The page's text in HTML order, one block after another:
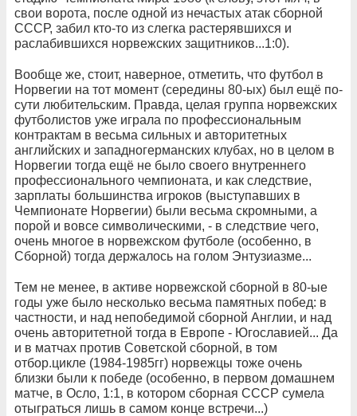
свои ворота, после одной из нечастых атак сборной
СССР, забил кто-то из слегка растерявшихся и
раслабившихся норвежских защитников...1:0).
Вообще же, стоит, наверное, отметить, что футбол в
Норвегии на тот момент (середины 80-ых) был ещё по-
сути любительским. Правда, целая группа норвежских
футболистов уже играла по профессиональным
контрактам в весьма сильных и авторитетных
английских и западногерманских клубах, но в целом в
Норвегии тогда ещё не было своего внутреннего
профессионального чемпионата, и как следствие,
зарплаты большинства игроков (выступавших в
Чемпионате Норвегии) были весьма скромными, а
порой и вовсе символическими, - в следствие чего,
очень многое в норвежском футболе (особенно, в
Сборной) тогда держалось на голом Энтузиазме...
Тем не менее, в активе норвежской сборной в 80-ые
годы уже было несколько весьма памятных побед: в
частности, и над непобедимой сборной Англии, и над
очень авторитетной тогда в Европе - Югославией... Да
и в матчах против Советской сборной, в том
отбор.цикле (1984-1985гг) норвежцы тоже очень
близки были к победе (особенно, в первом домашнем
матче, в Осло, 1:1, в котором сборная СССР сумела
отыграться лишь в самом конце встречи...)